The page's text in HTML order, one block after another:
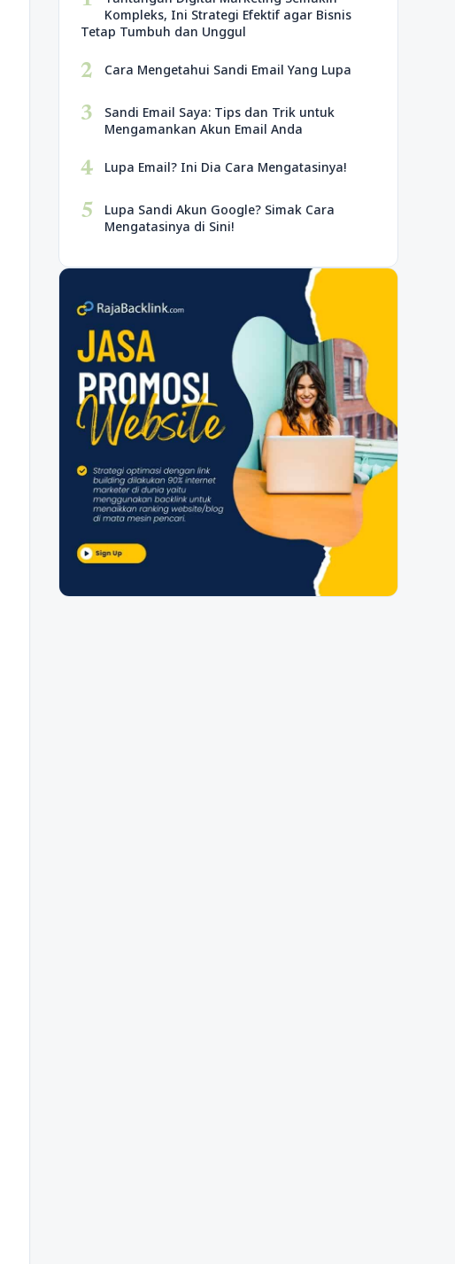
Kompleks, Ini Strategi Efektif agar Bisnis
Tetap Tumbuh dan Unggul
2 Cara Mengetahui Sandi Email Yang Lupa
3
Sandi Email Saya: Tips dan Trik untuk
Mengamankan Akun Email Anda
4 Lupa Email? Ini Dia Cara Mengatasinya!
5
Lupa Sandi Akun Google? Simak Cara
Mengatasinya di Sini!